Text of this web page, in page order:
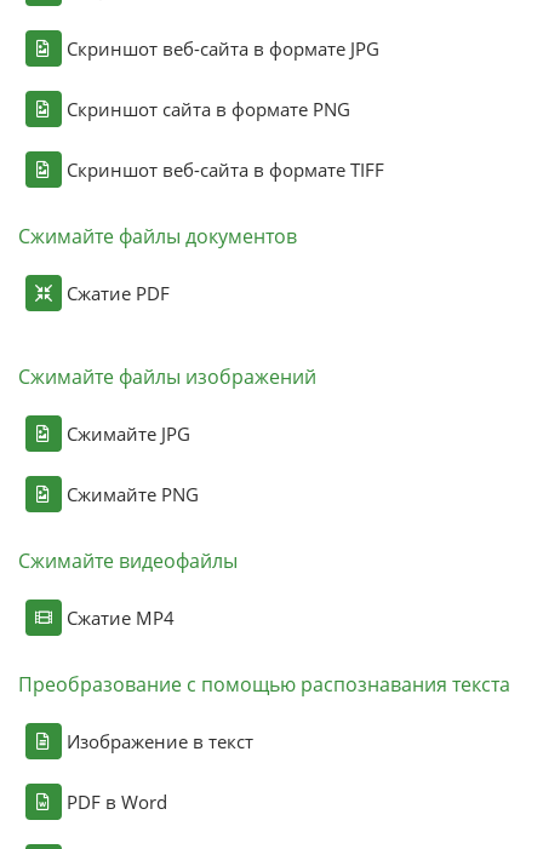
Скриншот веб-сайта в формате JPG
Скриншот сайта в формате PNG
Скриншот веб-сайта в формате TIFF
Сжимайте файлы документов
Сжатие PDF
Сжимайте файлы изображений
Сжимайте JPG
Сжимайте PNG
Сжимайте видеофайлы
Сжатие MP4
Преобразование с помощью распознавания текста
Изображение в текст
PDF в Word